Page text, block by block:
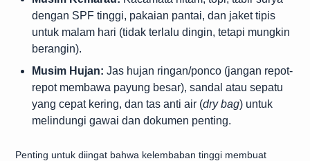
dengan SPF tinggi, pakaian pantai, dan jaket tipis
untuk malam hari (tidak terlalu dingin, tetapi mungkin
berangin).
Musim Hujan: Jas hujan ringan/ponco (jangan repot-
repot membawa payung besar), sandal atau sepatu
yang cepat kering, dan tas anti air (dry bag) untuk
melindungi gawai dan dokumen penting.
Penting untuk diingat bahwa kelembaban tinggi membuat